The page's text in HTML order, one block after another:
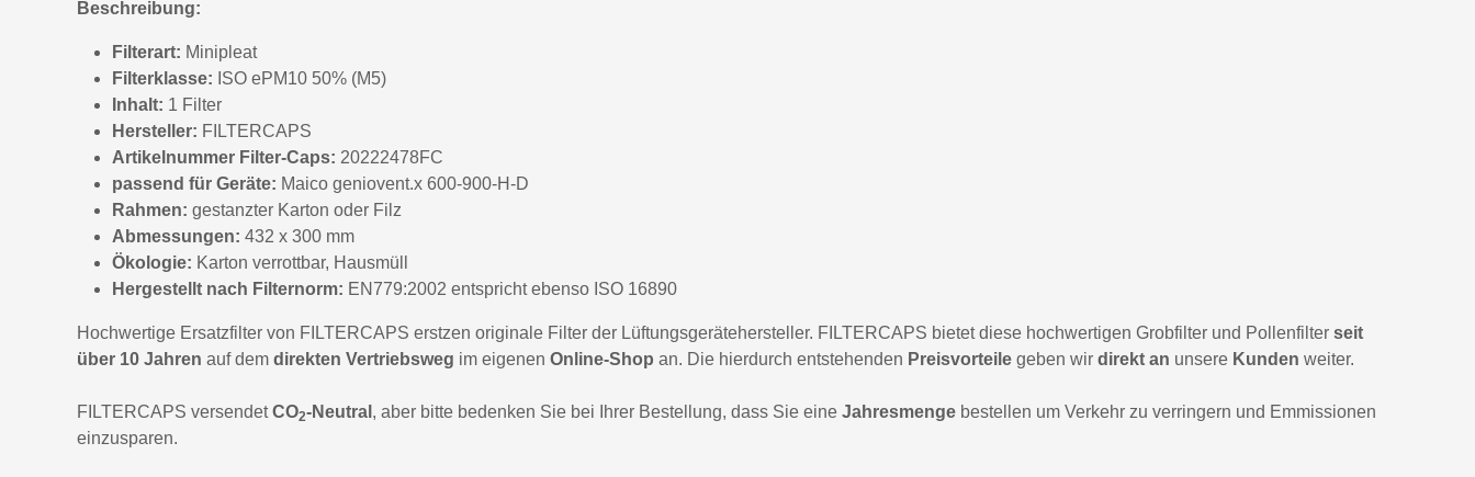
Beschreibung:
Filterart: Minipleat
Filterklasse: ISO ePM10 50% (M5)
Inhalt: 1 Filter
Hersteller: FILTERCAPS
Artikelnummer Filter-Caps: 20222478FC
passend für Geräte: Maico geniovent.x 600-900-H-D
Rahmen: gestanzter Karton oder Filz
Abmessungen: 432 x 300 mm
Ökologie: Karton verrottbar, Hausmüll
Hergestellt nach Filternorm: EN779:2002 entspricht ebenso ISO 16890
Hochwertige Ersatzfilter von FILTERCAPS erstzen originale Filter der Lüftungsgerätehersteller. FILTERCAPS bietet diese hochwertigen Grobfilter und Pollenfilter seit
über 10 Jahren auf dem direkten Vertriebsweg im eigenen Online-Shop an. Die hierdurch entstehenden Preisvorteile geben wir direkt an unsere Kunden weiter.
FILTERCAPS versendetCO2-Neutral , aber bitte bedenken Sie bei Ihrer Bestellung, dass Sie eine Jahresmenge bestellen um Verkehr zu verringern und Emmissionen
einzusparen.